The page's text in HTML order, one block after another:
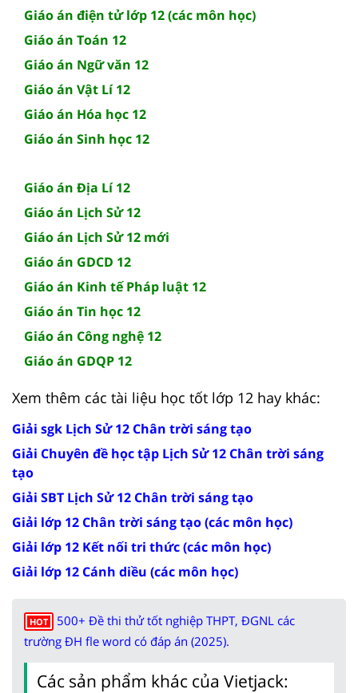
Giáo án điện tử lớp 12 (các môn học)
Giáo án Toán 12
Giáo án Ngữ văn 12
Giáo án Vật Lí 12
Giáo án Hóa học 12
Giáo án Sinh học 12
Giáo án Địa Lí 12
Giáo án Lịch Sử 12
Giáo án Lịch Sử 12 mới
Giáo án GDCD 12
Giáo án Kinh tế Pháp luật 12
Giáo án Tin học 12
Giáo án Công nghệ 12
Giáo án GDQP 12
Xem thêm các tài liệu học tốt lớp 12 hay khác:
Giải sgk Lịch Sử 12 Chân trời sáng tạo
Giải Chuyên đề học tập Lịch Sử 12 Chân trời sáng
tạo
Giải SBT Lịch Sử 12 Chân trời sáng tạo
Giải lớp 12 Chân trời sáng tạo (các môn học)
Giải lớp 12 Kết nối tri thức (các môn học)
Giải lớp 12 Cánh diều (các môn học)
HOT
500+ Đề thi thử tốt nghiệp THPT, ĐGNL các
trường ĐH fle word có đáp án (2025).
Các sản phẩm khác của Vietjack: